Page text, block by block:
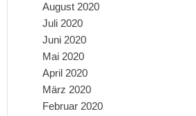
August 2020
Juli 2020
Juni 2020
Mai 2020
April 2020
März 2020
Februar 2020